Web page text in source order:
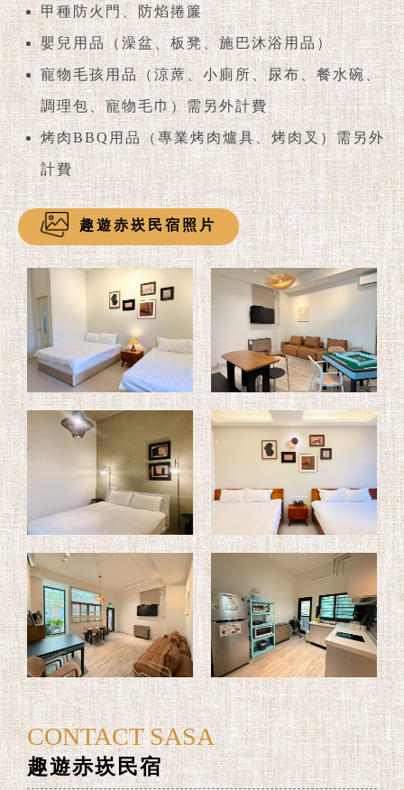
甲種防火門、防焰捲簾
嬰兒用品（澡盆、板凳、施巴沐浴用品）
寵物毛孩用品（涼蓆、小廁所、尿布、餐水碗、
調理包、寵物毛巾）需另外計費
烤肉BBQ用品（專業烤肉爐具、烤肉叉）需另外
計費
趣遊赤崁民宿照片
CONTACT SASA
趣遊赤崁民宿